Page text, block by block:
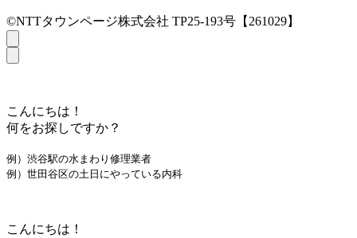
©NTTタウンページ株式会社 TP25-193号【261029】
こんにちは！
何をお探しですか？
例）渋谷駅の水まわり修理業者
例）世田谷区の土日にやっている内科
こんにちは！